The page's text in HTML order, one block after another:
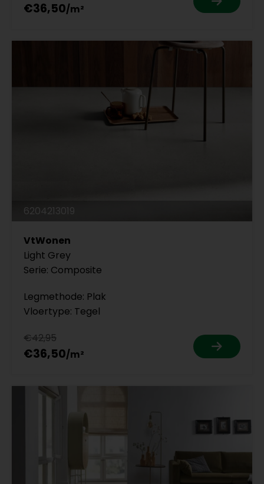
€36,50
6204213019
VtWonen
Light Grey
Serie: Composite
Legmethode: Plak
Vloertype: Tegel
€42,95
€36,50